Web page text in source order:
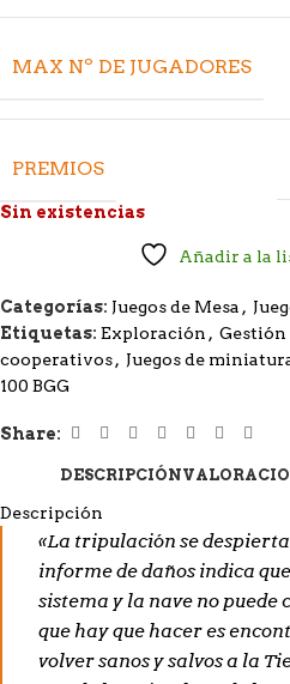
MAX Nº DE JUGADORES
PREMIOS
Sin existencias
Añadir a la
Categorías: Juegos de Mesa ,
Etiquetas: Exploración , Gestión
cooperativos, Juegos de
100 BGG
Share:
DESCRIPCIÓN
Descripción
«La tripulación se
informe de daños indica
sistema y la nave no
que hay que hacer es
volver sanos y salvos a la